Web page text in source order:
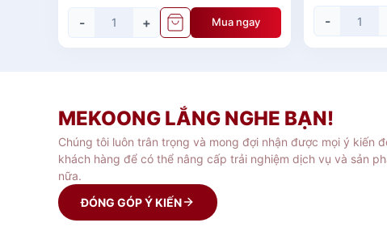
Tô sứ Minh Long có họa tiết, hoa văn sang
Sản phẩm được nung ở nhiệt độ cao, loại bỏ
Tô sứ Minh Long cao cấp
cực kỳ thích hợp để
Ngoài ra, sản phẩm
tô sứ trắng
- + Mua ngay -
MEKOONG LẮNG NGHE BẠN!
Chúng tôi luôn trân trọng và mong đợi nhận được mọi ý kiến
khách hàng để có thể nâng cấp trải nghiệm dịch vụ và sản
nữa.
ĐÓNG GÓP Ý KIẾN